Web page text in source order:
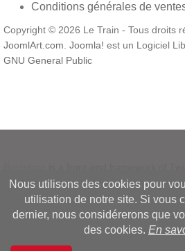
Conditions générales de
Copyright © 2026 Le Train - Tous droits
JoomlArt.com. Joomla! est un Logiciel
GNU General Public
underMIT License.
Font Awesomefont licensed underSIL
Nous utilisons des cookies pour
utilisation de notre site. Si vous
dernier, nous considérerons que
des cookies. En